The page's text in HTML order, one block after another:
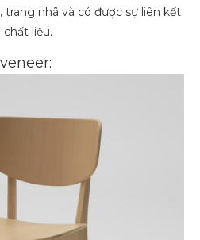
trang nhã và có được sự liên kết
liệu.